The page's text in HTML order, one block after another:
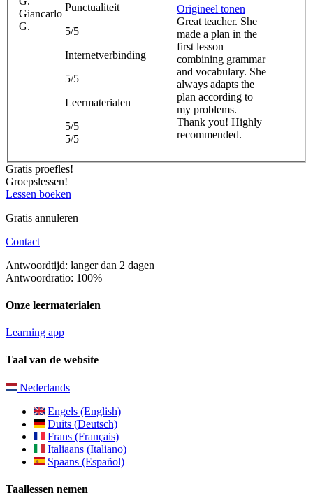
Giancarlo
G.
Punctualiteit
5/5
Internetverbinding
5/5
Leermaterialen
5/5
5/5
Origineel tonen
Great teacher. She
made a plan in the
first lesson
combining grammar
and vocabulary. She
always adapts the
plan according to
my problems.
Thank you! Highly
recommended.
Gratis proefles!
Groepslessen!
Lessen boeken
Gratis annuleren
Contact
Antwoordtijd: langer dan 2 dagen
Antwoordratio: 100%
Onze leermaterialen
Learning app
Taal van de website
Nederlands
Engels (English)
Duits (Deutsch)
Frans (Français)
Italiaans (Italiano)
Spaans (Español)
Taallessen nemen